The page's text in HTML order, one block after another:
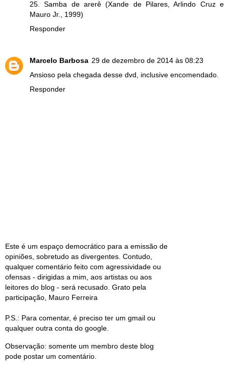
25. Samba de arerê (Xande de Pilares, Arlindo Cruz e
Mauro Jr., 1999)
Responder
Marcelo Barbosa 29 de dezembro de 2014 às 08:23
Ansioso pela chegada desse dvd, inclusive encomendado.
Responder
Este é um espaço democrático para a emissão de
opiniões, sobretudo as divergentes. Contudo,
qualquer comentário feito com agressividade ou
ofensas - dirigidas a mim, aos artistas ou aos
leitores do blog - será recusado. Grato pela
participação, Mauro Ferreira
P.S.: Para comentar, é preciso ter um gmail ou
qualquer outra conta do google.
Observação: somente um membro deste blog
pode postar um comentário.